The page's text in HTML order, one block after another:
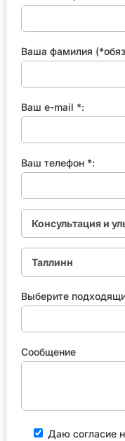
Ваша фамилия
Ваш e-mail *:
Ваш телефон *:
Выберите
Сообщение
Даю согласие